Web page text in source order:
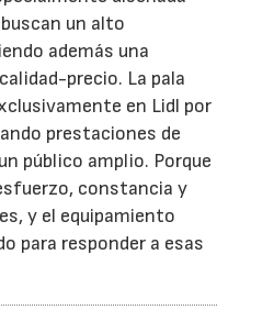
un alto
además una
precio. La pala
en Lidl por
prestaciones de
público amplio. Porque
constancia y
y el equipamiento
para responder a esas